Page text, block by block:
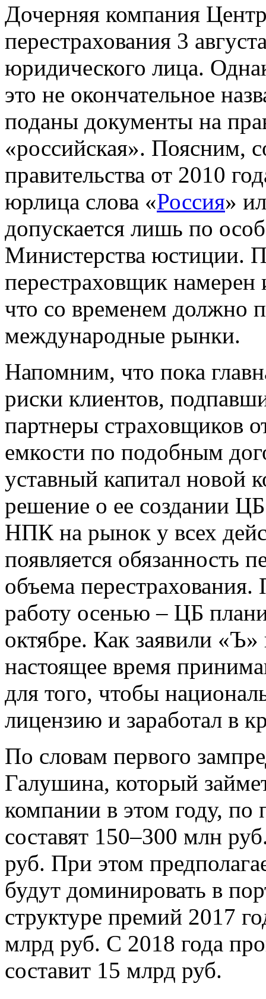
Дочерняя компания
перестрахования 3
юридического лица.
это не окончательное
поданы документы на
«российская». Поясним,
правительства от 2010
юрлица слова «Россия»
допускается лишь по
Министерства юстиции.
перестраховщик
что со временем должно
международные рынки.
Напомним, что пока
риски клиентов,
партнеры страховщиков
емкости по подобным
уставный капитал новой
решение о ее создании
НПК на рынок у всех
появляется обязанность
объема
работу осенью – ЦБ
октябре. Как заявили
настоящее время
для того, чтобы
лицензию и заработал в
По словам первого
Галушина, который
компании в этом году, по
составят 150–300 млн
руб. При этом
будут доминировать в
структуре премий 2017
млрд руб. С 2018 года
составит 15 млрд руб.